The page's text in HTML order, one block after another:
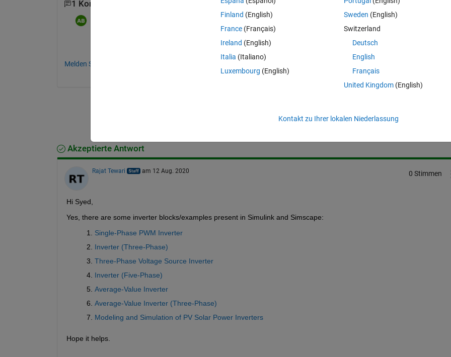
1 Kommentar
Melden Sie sich an, um zu kommentieren.
WeiterleitenAnmelden, um Aktivität zu
Akzeptierte Antwort
Rajat Tewari am 12 Aug. 2020 0 Stimmen
Hi Syed,
Yes, there are some inverter blocks/examples present in Simulink and Simscape:
Single-Phase PWM Inverter
Inverter (Three-Phase)
Three-Phase Voltage Source Inverter
Inverter (Five-Phase)
Average-Value Inverter
Average-Value Inverter (Three-Phase)
Modeling and Simulation of PV Solar Power Inverters
Hope it helps.
Finland (English)
France (Français)
Ireland (English)
Italia (Italiano)
Luxembourg (English)
Sweden (English)
Switzerland
Deutsch
English
Français
United Kingdom(English)
Kontakt zu Ihrer lokalen Niederlassung